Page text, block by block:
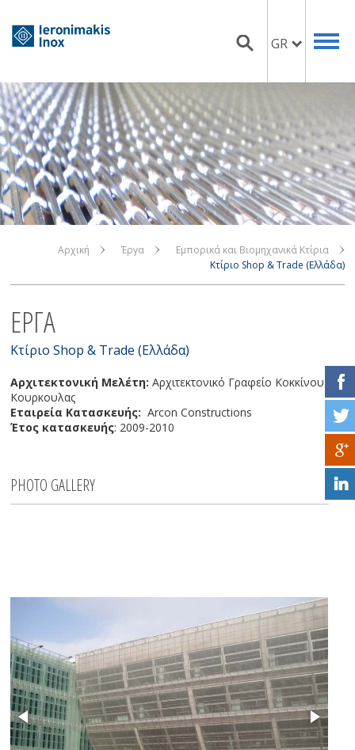
GR
Αρχική Έργα
Εμπορικά και Βιομηχανικά Κτίρια
Κτίριο Shop & Trade (Ελλάδα)
ΕΡΓΑ
Κτίριο Shop & Trade (Ελλάδα)
Αρχιτεκτονική Μελέτη: Αρχιτεκτονικό Γραφείο Κοκκίνου-
Κουρκουλας
Εταιρεία Κατασκευής: Arcon Constructions
Έτος κατασκευής: 2009-2010
PHOTO GALLERY